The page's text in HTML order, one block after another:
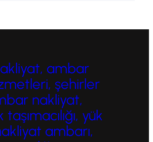
ambar
şehirler
nakliyat,
yük
ambarı,